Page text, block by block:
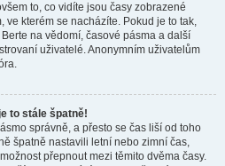
to, co vidíte jsou časy zobrazené
ve kterém se nacházíte. Pokud je to tak,
na vědomí, časové pásma a další
uživatelé. Anonymním uživatelům
to stále špatně!
správně, a přesto se čas liší od toho
špatně nastavili letní nebo zimní čas,
přepnout mezi těmito dvěma časy.